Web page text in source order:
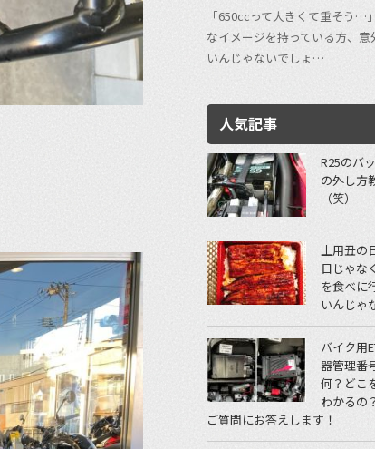
「650ccって大きくて重そう…
なイメージを持っている方、意
いんじゃないでしょ…
人気記事
R25のバ
の外し方
（笑）
土用丑の
日じゃな
を食べに
いんじゃ
バイク用
器管理番
何？どこ
わかるの
ご質問にお答えします！